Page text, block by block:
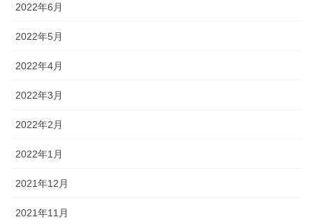
2022年6月
2022年5月
2022年4月
2022年3月
2022年2月
2022年1月
2021年12月
2021年11月